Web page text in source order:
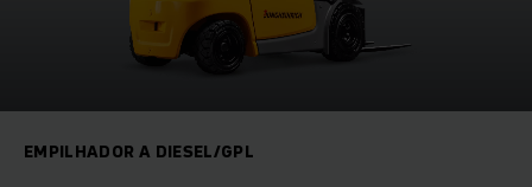
EMPILHADOR A DIESEL/GPL